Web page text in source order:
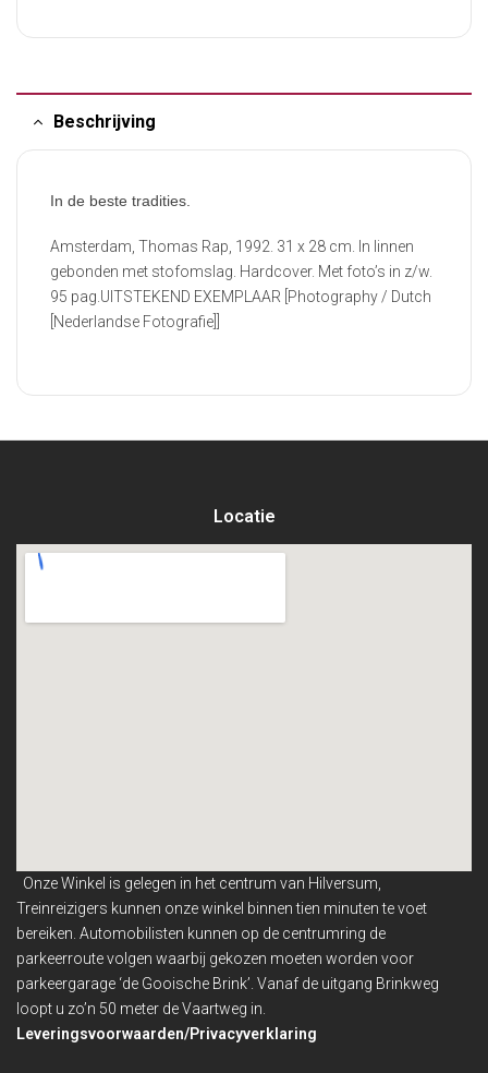
Beschrijving
In de beste tradities.
Amsterdam, Thomas Rap, 1992. 31 x 28 cm. In linnen
gebonden met stofomslag. Hardcover. Met foto’s in z/w.
95 pag.UITSTEKEND EXEMPLAAR [Photography / Dutch
[Nederlandse Fotografie]]
Locatie
Onze Winkel is gelegen in het centrum van Hilversum,
Treinreizigers kunnen onze winkel binnentien minuten te voet
bereiken. Automobilisten kunnen op de centrumring de
parkeerroute volgen waarbij gekozen moeten worden voor
parkeergarage ‘de Gooische Brink’. Vanaf de uitgang Brinkweg
loopt u zo’n 50 meter de Vaartweg in.
Leveringsvoorwaarden/Privacyverklaring